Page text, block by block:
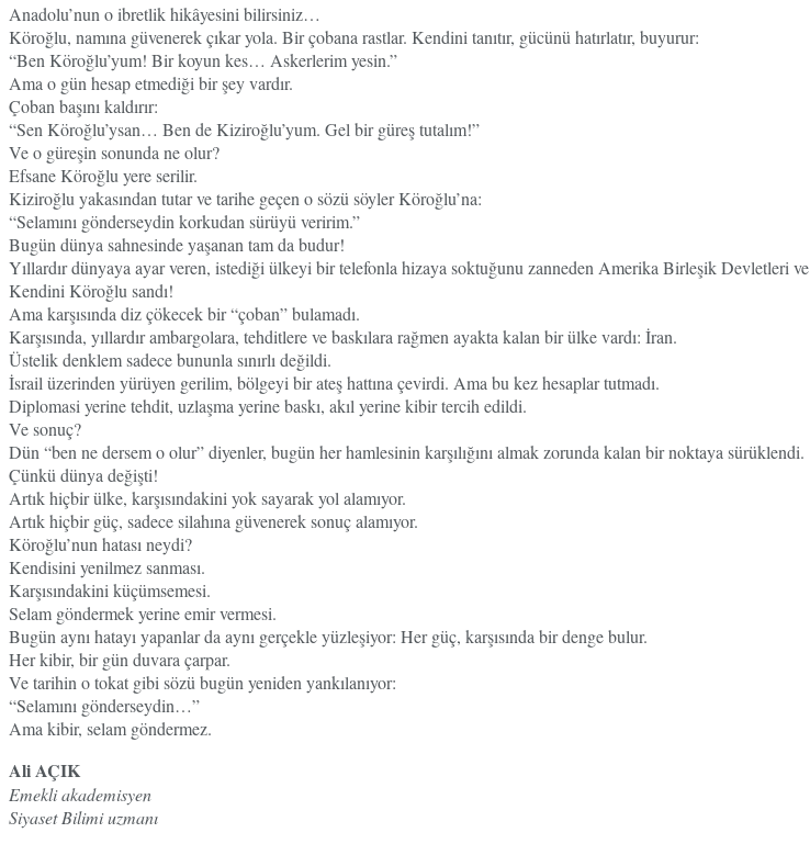
Anadolu’nun o ibretlik hikâyesini bilirsiniz…
Köroğlu, namına güvenerek çıkar yola. Bir çobana rastlar. Kendini tanıtır, gücünü hatırlatır, buyurur:
“Ben Köroğlu’yum! Bir koyun kes… Askerlerim yesin.”
Ama o gün hesap etmediği bir şey vardır.
Çoban başını kaldırır:
“Sen Köroğlu’ysan… Ben de Kiziroğlu’yum. Gel bir güreş tutalım!”
Ve o güreşin sonunda ne olur?
Efsane Köroğlu yere serilir.
Kiziroğlu yakasından tutar ve tarihe geçen o sözü söyler Köroğlu’na:
“Selamını gönderseydin korkudan sürüyü veririm.”
Bugün dünya sahnesinde yaşanan tam da budur!
Yıllardır dünyaya ayar veren, istediği ülkeyi bir telefonla hizaya soktuğunu zanneden Amerika Birleşik Devletleri
Kendini Köroğlu sandı!
Ama karşısında diz çökecek bir “çoban” bulamadı.
Karşısında, yıllardır ambargolara, tehditlere ve baskılara rağmen ayakta kalan bir ülke vardı: İran.
Üstelik denklem sadece bununla sınırlı değildi.
İsrail üzerinden yürüyen gerilim, bölgeyi bir ateş hattına çevirdi. Ama bu kez hesaplar tutmadı.
Diplomasi yerine tehdit, uzlaşma yerine baskı, akıl yerine kibir tercih edildi.
Ve sonuç?
Dün “ben ne dersem o olur” diyenler, bugün her hamlesinin karşılığını almak zorunda kalan bir noktaya sürüklendi.
Çünkü dünya değişti!
Artık hiçbir ülke, karşısındakini yok sayarak yol alamıyor.
Artık hiçbir güç, sadece silahına güvenerek sonuç alamıyor.
Köroğlu’nun hatası neydi?
Kendisini yenilmez sanması.
Karşısındakini küçümsemesi.
Selam göndermek yerine emir vermesi.
Bugün aynı hatayı yapanlar da aynı gerçekle yüzleşiyor: Her güç, karşısında bir denge bulur.
Her kibir, bir gün duvara çarpar.
Ve tarihin o tokat gibi sözü bugün yeniden yankılanıyor:
“Selamını gönderseydin…”
Ama kibir, selam göndermez.
Ali AÇIK
Emekli akademisyen
Siyaset Bilimi uzmanı